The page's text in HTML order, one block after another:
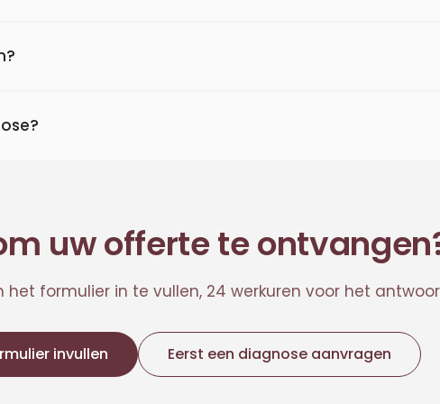
uw offerte te
het formulier in te vullen, 24 werkuren voor het
invullen Eerst een diagnose aanvragen